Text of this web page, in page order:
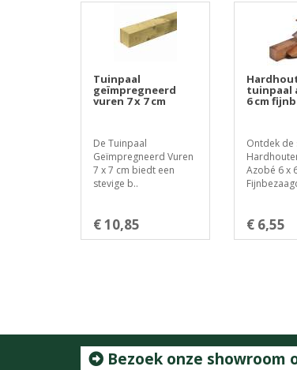
Tuinpaal
geïmpregneerd
vuren 7 x 7 cm
De Tuinpaal
Geïmpregneerd Vuren
7 x 7 cm biedt een
stevige b..
€ 10,85
tuinpaal
6 cm
Ontdek de
Azobé 6 x
€ 6,55
Bezoek onze showroom